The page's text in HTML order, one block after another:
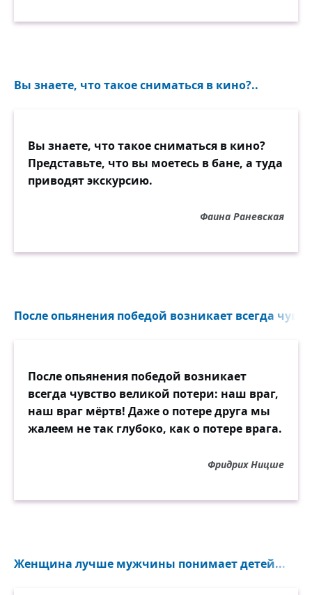
Вы знаете, что такое сниматься в кино?..
Вы знаете, что такое сниматься в кино?
Представьте, что вы моетесь в бане, а туда
приводят экскурсию.
Фаина Раневская
После опьянения победой возникает всегда
После опьянения победой возникает
всегда чувство великой потери: наш враг,
наш враг мёртв! Даже о потере друга мы
жалеем не так глубоко, как о потере врага.
Фридрих Ницше
Женщина лучше мужчины понимает детей...